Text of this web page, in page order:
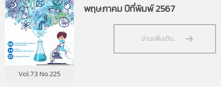
Vol.73 No.225
พฤษภาคม ปีที่พิมพ์ 2567
อ่านเพิ่มเติม...